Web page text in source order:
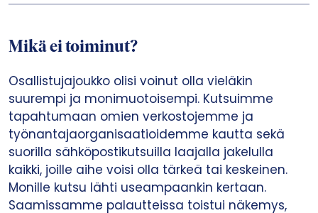
Mikä ei toiminut?
Osallistujajoukko olisi voinut olla vieläkin
suurempi ja monimuotoisempi. Kutsuimme
tapahtumaan omien verkostojemme ja
työnantajaorganisaatioidemme kautta sekä
suorilla sähköpostikutsuilla laajalla jakelulla
kaikki, joille aihe voisi olla tärkeä tai keskeinen.
Monille kutsu lähti useampaankin kertaan.
Saamissamme palautteissa toistui näkemys,